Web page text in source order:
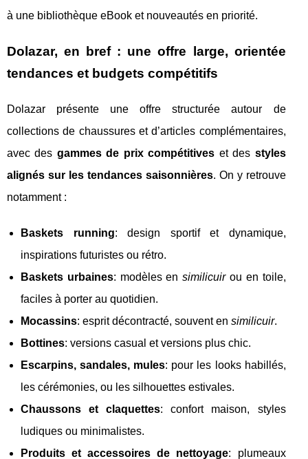
à une bibliothèque eBook et nouveautés en priorité.
Dolazar, en bref : une offre large, orientée
tendances et budgets compétitifs
Dolazar présente une offre structurée autour de
collections de chaussures et d’articles complémentaires,
avec des gammes de prix compétitives et des styles
alignés sur les tendances saisonnières. On y retrouve
notamment :
Baskets running: design sportif et dynamique,
inspirations futuristes ou rétro.
Baskets urbaines: modèles ensimilicuirou en toile,
faciles à porter au quotidien.
Mocassins: esprit décontracté, souvent en similicuir.
Bottines: versions casual et versions plus chic.
Escarpins, sandales, mules: pour les looks habillés,
les cérémonies, ou les silhouettes estivales.
Chaussons et claquettes: confort maison, styles
ludiques ou minimalistes.
Produits et accessoires de nettoyage: plumeaux